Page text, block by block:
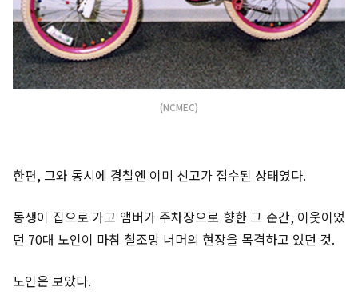
(NCMEC)
한편, 그와 동시에 경찰엔 이미 신고가 접수된 상태였다.
동생이 집으로 가고 앰버가 주차장으로 향한 그 순간, 이웃이었
던 70대 노인이 마침 철조망 너머의 현장을 목격하고 있던 것.
노인은 보았다.